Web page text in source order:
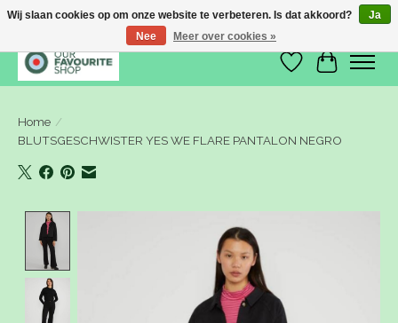
Verlanglijst
Home /
BLUTSGESCHWISTER YES WE FLARE PANTALON NEGRO
Wij slaan cookies op om onze website te verbeteren. Is dat akkoord?
Ja
Nee
Meer over cookies »